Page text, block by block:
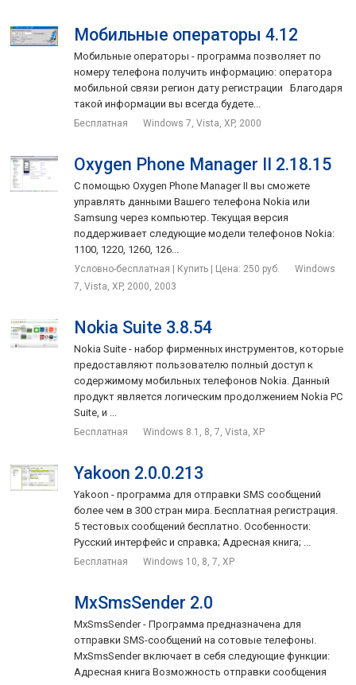
Мобильные операторы 4.12
Мобильные операторы - программа позволяет по
номеру телефона получить информацию: оператора
мобильной связи регион дату регистрации Благодаря
такой информации вы всегда будете...
Бесплатная Windows 7, Vista, XP, 2000
Oxygen Phone Manager II 2.18.15
С помощью Oxygen Phone Manager II вы сможете
управлять данными Вашего телефона Nokia или
Samsung через компьютер. Текущая версия
поддерживает следующие модели телефонов Nokia:
1100, 1220, 1260, 126...
Условно-бесплатная | Купить | Цена: 250 руб.
Windows
7, Vista, XP, 2000, 2003
Nokia Suite 3.8.54
Nokia Suite - набор фирменных инструментов, которые
предоставляют пользователю полный доступ к
содержимому мобильных телефонов Nokia. Данный
продукт является логическим продолжением Nokia PC
Suite, и ...
Бесплатная Windows 8.1, 8, 7, Vista, XP
Yakoon 2.0.0.213
Yakoon - программа для отправки SMS сообщений
более чем в 300 стран мира. Бесплатная регистрация.
5 тестовых сообщений бесплатно. Oсобенности:
Русский интерфейс и справка; Адресная книга; ...
Бесплатная Windows 10, 8, 7, XP
MxSmsSender 2.0
MxSmsSender - Программа предназначена для
отправки SMS-сообщений на сотовые телефоны.
MxSmsSender включает в себя следующие функции:
Адресная книга Возможность отправки сообщения